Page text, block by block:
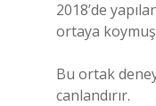
2018’de
ortaya
Bu ortak
canlandırır.